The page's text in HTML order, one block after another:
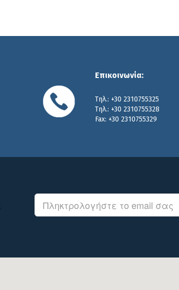
Επικοινωνία:
Τηλ.: +30 2310755325
Τηλ.: +30 2310755328
Fax: +30 2310755329